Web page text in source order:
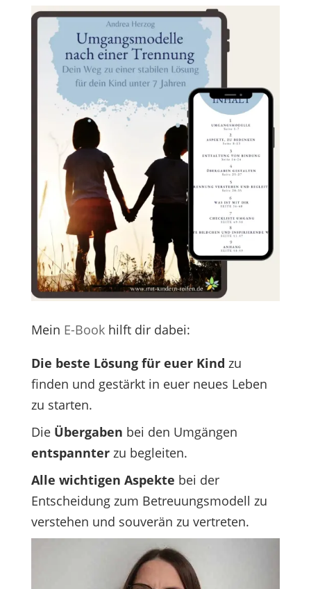
Mein E-Bookhilft dir dabei:
Die beste Lösung für euer Kind zu
finden und gestärkt in euer neues Leben
zu starten.
Die Übergaben bei den Umgängen
entspannterzu begleiten.
Alle wichtigen Aspekte bei der
Entscheidung zum Betreuungsmodell zu
verstehen und souverän zu vertreten.